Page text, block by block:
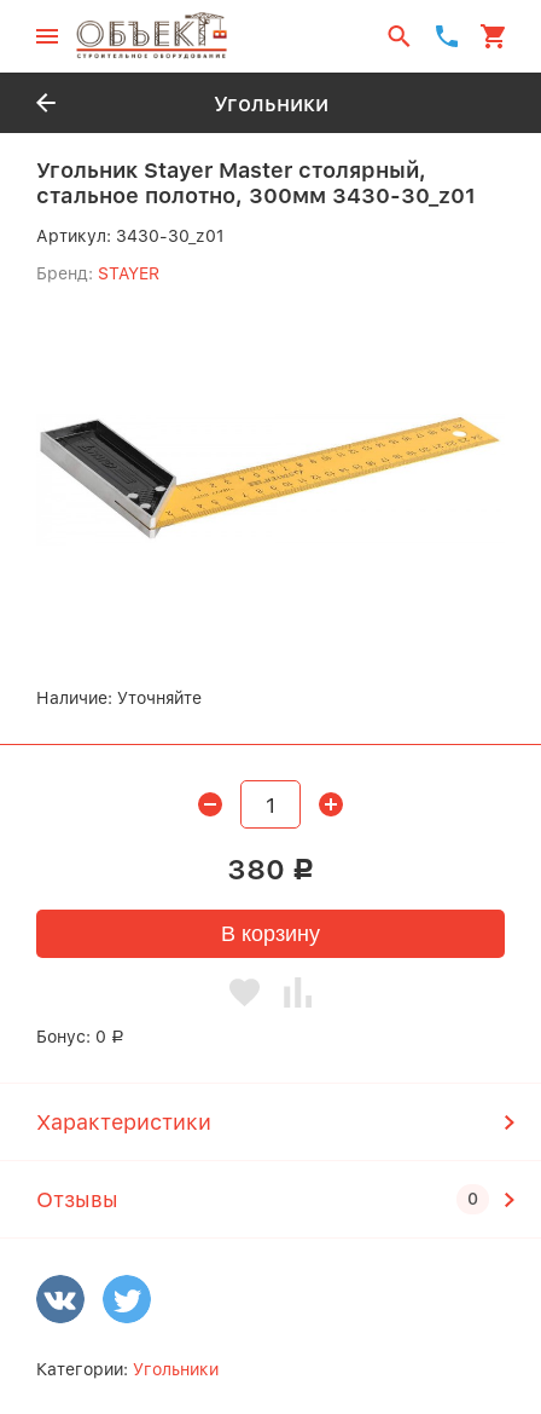
Угольники
Угольник Stayer Master столярный,
стальное полотно, 300мм 3430-30_z01
Артикул: 3430-30_z01
Бренд: STAYER
Наличие: Уточняйте
380 Р
В корзину
Бонус: 0 Р
Характеристики
Отзывы
Категории: Угольники